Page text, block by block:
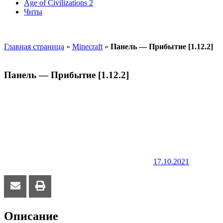
Age of Civilizations 2
Читы
Главная страница » Minecraft » Панель — Прибытие [1.12.2]
Панель — Прибытие [1.12.2]
17.10.2021
Описание